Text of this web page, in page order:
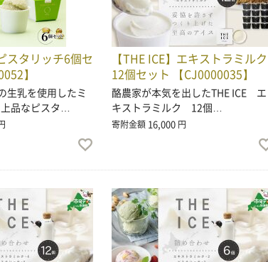
スタリッチ6個セ
】
生乳を使用したミ
品なピスタ…
【THE ICE】エキストラミルク
12個セット 【CJ0000035】
酪農家が本気を出したTHE ICE エ
キストラミルク 12個…
寄附金額 16,000 円